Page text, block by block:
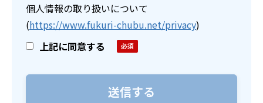
個人情報の取り扱いについて
(https://www.fukuri-chubu.net/privacy)
上記に同意する